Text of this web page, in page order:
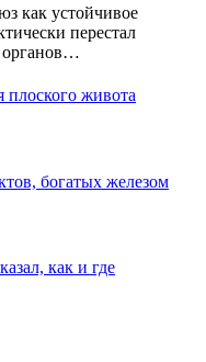
как устойчивое
перестал
органов…
живота
богатых железом
как и где